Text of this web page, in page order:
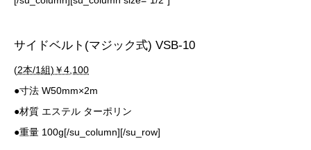
サイドベルト(マジック式) VSB-10
(2本/1組)￥4,100
●寸法 W50mm×2m
●材質 エステル ターポリン
●重量 100g[/su_column][/su_row]